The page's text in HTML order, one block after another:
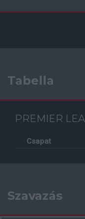
Tabella
PREMIER
Csapat
Szavazás